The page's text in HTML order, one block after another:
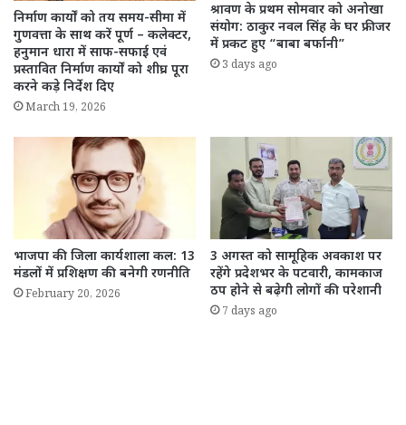
निर्माण कार्यों को तय समय-सीमा में
गुणवत्ता के साथ करें पूर्ण – कलेक्टर,
हनुमान धारा में साफ-सफाई एवं
प्रस्तावित निर्माण कार्याें को शीघ्र पूरा
करने कड़े निर्देश दिए
March 19, 2026
श्रावण के प्रथम सोमवार को अनोखा
संयोग: ठाकुर नवल सिंह के घर फ्रीजर
में प्रकट हुए “बाबा बर्फानी”
3 days ago
भाजपा की जिला कार्यशाला कल: 13
मंडलों में प्रशिक्षण की बनेगी रणनीति
February 20, 2026
3 अगस्त को सामूहिक अवकाश पर
रहेंगे प्रदेशभर के पटवारी, कामकाज
ठप होने से बढ़ेगी लोगों की परेशानी
7 days ago